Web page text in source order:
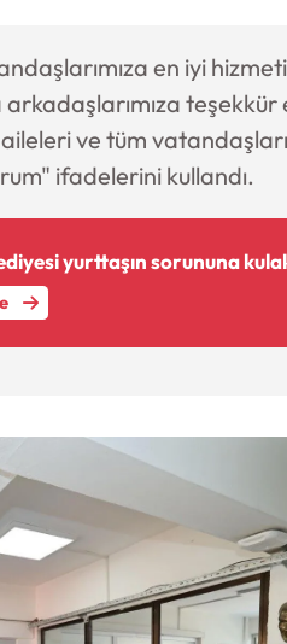
en iyi
teşekkür
ve tüm
ifadelerini kullandı.
yurttaşın sorununa